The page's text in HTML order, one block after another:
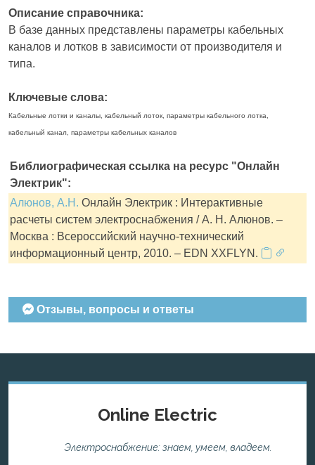
Описание справочника:
В базе данных представлены параметры кабельных
каналов и лотков в зависимости от производителя и
типа.
Ключевые слова:
Кабельные лотки и каналы, кабельный лоток, параметры кабельного лотка,
кабельный канал, параметры кабельных каналов
Библиографическая ссылка на ресурс "Онлайн
Электрик":
Алюнов, А.Н. Онлайн Электрик : Интерактивные
расчеты систем электроснабжения / А. Н. Алюнов. –
Москва : Всероссийский научно-технический
информационный центр, 2010. – EDN XXFLYN.
Отзывы, вопросы и ответы
Online Electric
Электроснабжение: знаем, умеем, владеем.